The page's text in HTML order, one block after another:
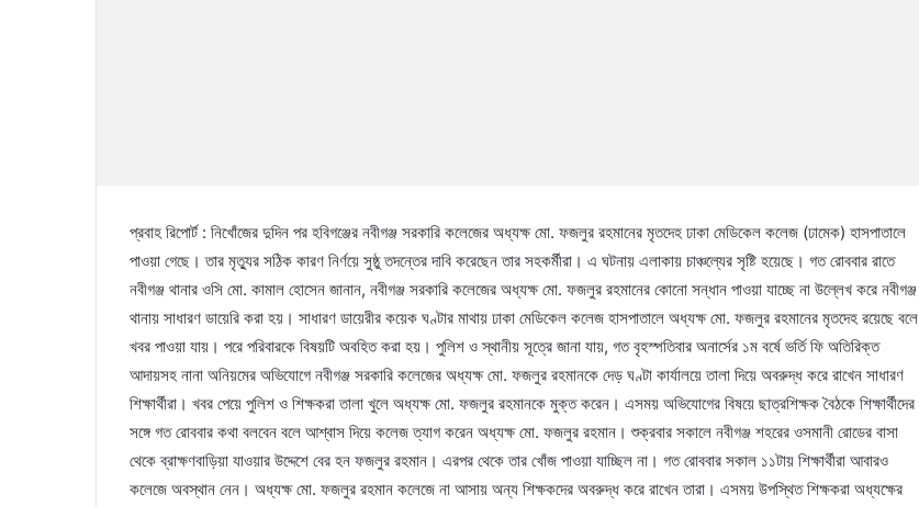
প্রবাহ রিপোর্ট : নিখোঁজের দুদিন পর হবিগঞ্জের নবীগঞ্জ সরকারি কলেজের অধ্যক্ষ মো. ফজলুর রহমানের মৃতদেহ ঢাকা মেডিকেল কলেজ (ঢামেক) হাসপাতালে
পাওয়া গেছে। তার মৃত্যুর সঠিক কারণ নির্ণয়ে সুষ্ঠু তদন্তের দাবি করেছেন তার সহকর্মীরা। এ ঘটনায় এলাকায় চাঞ্চল্যের সৃষ্টি হয়েছে। গত রোববার রাতে
নবীগঞ্জ থানার ওসি মো. কামাল হোসেন জানান, নবীগঞ্জ সরকারি কলেজের অধ্যক্ষ মো. ফজলুর রহমানের কোনো সন্ধান পাওয়া যাচ্ছে না উল্লেখ করে নবীগঞ্জ
থানায় সাধারণ ডায়েরি করা হয়। সাধারণ ডায়েরীর কয়েক ঘণ্টার মাথায় ঢাকা মেডিকেল কলেজ হাসপাতালে অধ্যক্ষ মো. ফজলুর রহমানের মৃতদেহ রয়েছে বলে
খবর পাওয়া যায়। পরে পরিবারকে বিষয়টি অবহিত করা হয়। পুলিশ ও স্থানীয় সূত্রে জানা যায়, গত বৃহস্পতিবার অনার্সের ১ম বর্ষে ভর্তি ফি অতিরিক্ত
আদায়সহ নানা অনিয়মের অভিযোগে নবীগঞ্জ সরকারি কলেজের অধ্যক্ষ মো. ফজলুর রহমানকে দেড় ঘণ্টা কার্যালয়ে তালা দিয়ে অবরুদ্ধ করে রাখেন সাধারণ
শিক্ষার্থীরা। খবর পেয়ে পুলিশ ও শিক্ষকরা তালা খুলে অধ্যক্ষ মো. ফজলুর রহমানকে মুক্ত করেন। এসময় অভিযোগের বিষয়ে ছাত্রশিক্ষক বৈঠকে শিক্ষার্থীদের
সঙ্গে গত রোববার কথা বলবেন বলে আশ্বাস দিয়ে কলেজ ত্যাগ করেন অধ্যক্ষ মো. ফজলুর রহমান। শুক্রবার সকালে নবীগঞ্জ শহরের ওসমানী রোডের বাসা
থেকে ব্রাক্ষণবাড়িয়া যাওয়ার উদ্দেশে বের হন ফজলুর রহমান। এরপর থেকে তার খোঁজ পাওয়া যাচ্ছিল না। গত রোববার সকাল ১১টায় শিক্ষার্থীরা আবারও
কলেজে অবস্থান নেন। অধ্যক্ষ মো. ফজলুর রহমান কলেজে না আসায় অন্য শিক্ষকদের অবরুদ্ধ করে রাখেন তারা। এসময় উপস্থিত শিক্ষকরা অধ্যক্ষের